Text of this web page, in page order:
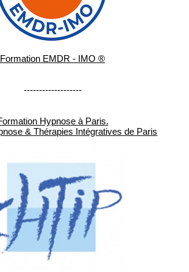
Formation EMDR - IMO ®
-------------------
Hypnose à Paris.
& Thérapies Intégratives de Paris